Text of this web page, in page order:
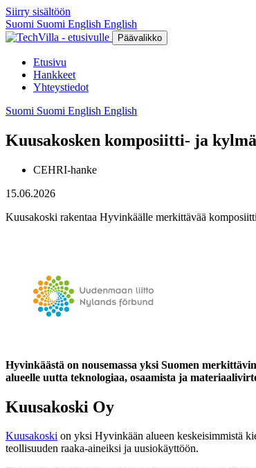
Siirry sisältöön
Suomi Suomi English English
Päävalikko
Etusivu
Hankkeet
Yhteystiedot
Suomi Suomi English English
Kuusakosken komposiitti- ja
CEHRI-hanke
15.06.2026
Kuusakoski rakentaa Hyvinkäälle merkittävää
Hyvinkäästä on nousemassa yksi Suomen
alueelle uutta teknologiaa, osaamista ja
Kuusakoski Oy
Kuusakoski on yksi Hyvinkään alueen keskeisimmistä
teollisuuden raaka-aineiksi ja uusiokäyttöön.